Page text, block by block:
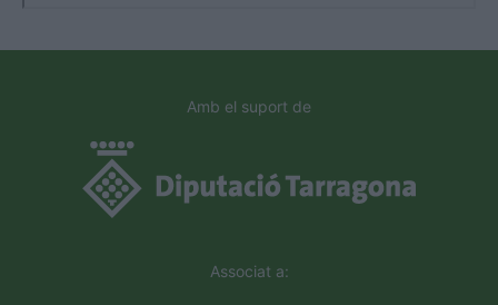
Amb el suport de
Associat a: